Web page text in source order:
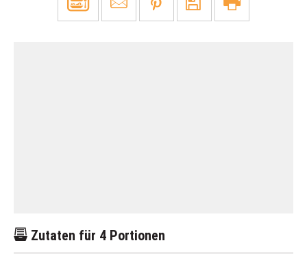
Zutaten für 4 Portionen